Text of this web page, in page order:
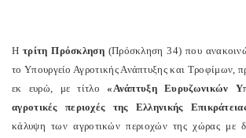
Ητρίτη Πρόσκληση (Πρόσκληση 34) που
το Υπουργείο Αγροτικής Ανάπτυξης και Τροφίμων,
εκ ευρώ, με τίτλο«Ανάπτυξη Ευρυζωνικών
αγροτικές περιοχές της Ελληνικής
κάλυψη των αγροτικών περιοχών της χώρας με